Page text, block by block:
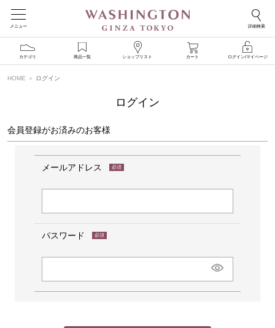
メニュー 詳細検索
カテゴリ 商品一覧 ショップリスト カート ログイン/マイページ
HOME ログイン
ログイン
会員登録がお済みのお客様
メールアドレス
パスワード